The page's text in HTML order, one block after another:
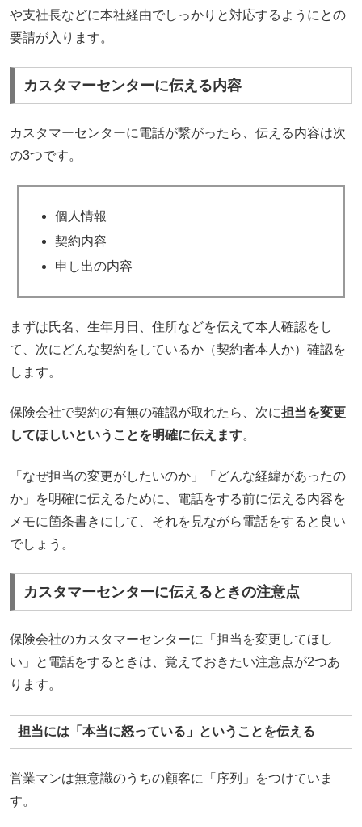
や支社長などに本社経由でしっかりと対応するようにとの
要請が入ります。
カスタマーセンターに伝える内容
カスタマーセンターに電話が繋がったら、伝える内容は次
の3つです。
個人情報
契約内容
申し出の内容
まずは氏名、生年月日、住所などを伝えて本人確認をし
て、次にどんな契約をしているか（契約者本人か）確認を
します。
保険会社で契約の有無の確認が取れたら、次に担当を変更
してほしいということを明確に伝えます。
「なぜ担当の変更がしたいのか」「どんな経緯があったの
か」を明確に伝えるために、電話をする前に伝える内容を
メモに箇条書きにして、それを見ながら電話をすると良い
でしょう。
カスタマーセンターに伝えるときの注意点
保険会社のカスタマーセンターに「担当を変更してほし
い」と電話をするときは、覚えておきたい注意点が2つあ
ります。
担当には「本当に怒っている」ということを伝える
営業マンは無意識のうちの顧客に「序列」をつけていま
す。